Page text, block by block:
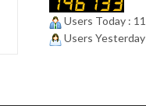
Users Today :
Users